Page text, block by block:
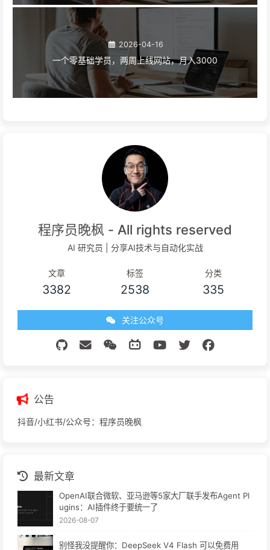
2026-04-16
一个零基础学员，两周上线网站，月入3000
程序员晚枫 - All rights reserved
AI 研究员 | 分享AI技术与自动化实战
文章
3382
标签
2538
分类
335
关注公众号
公告
抖音/小红书/公众号：程序员晚枫
最新文章
OpenAI联合微软、亚马逊等5家大厂联手发布Agent Pl
ugins：AI插件终于要统一了
2026-08-07
别怪我没提醒你：DeepSeek V4 Flash 可以免费用